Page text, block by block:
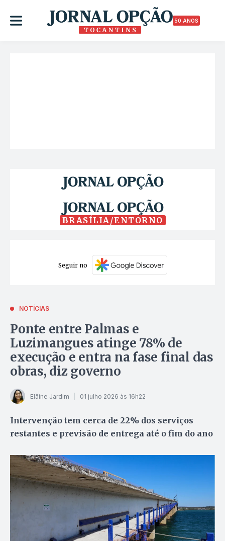
50 ANOS
BRASÍLIA/ENTORNO
Seguir no
NOTÍCIAS
Ponte entre Palmas e
Luzimangues atinge 78% de
execução e entra na fase final das
obras, diz governo
Elâine Jardim 01 julho 2026 às 16h22
Intervenção tem cerca de 22% dos serviços
restantes e previsão de entrega até o fim do ano